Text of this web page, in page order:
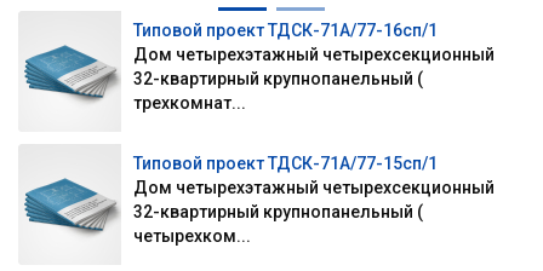
Типовой проект ТДСК-71А/77-16сп/1
Дом четырехэтажный четырехсекционный
32-квартирный крупнопанельный (
трехкомнат...
Типовой проект ТДСК-71А/77-15сп/1
Дом четырехэтажный четырехсекционный
32-квартирный крупнопанельный (
четырехком...